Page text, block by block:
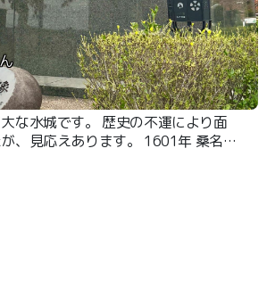
な水城です。 歴史の不運により面
、見応えあります。 1601年 桑名藩